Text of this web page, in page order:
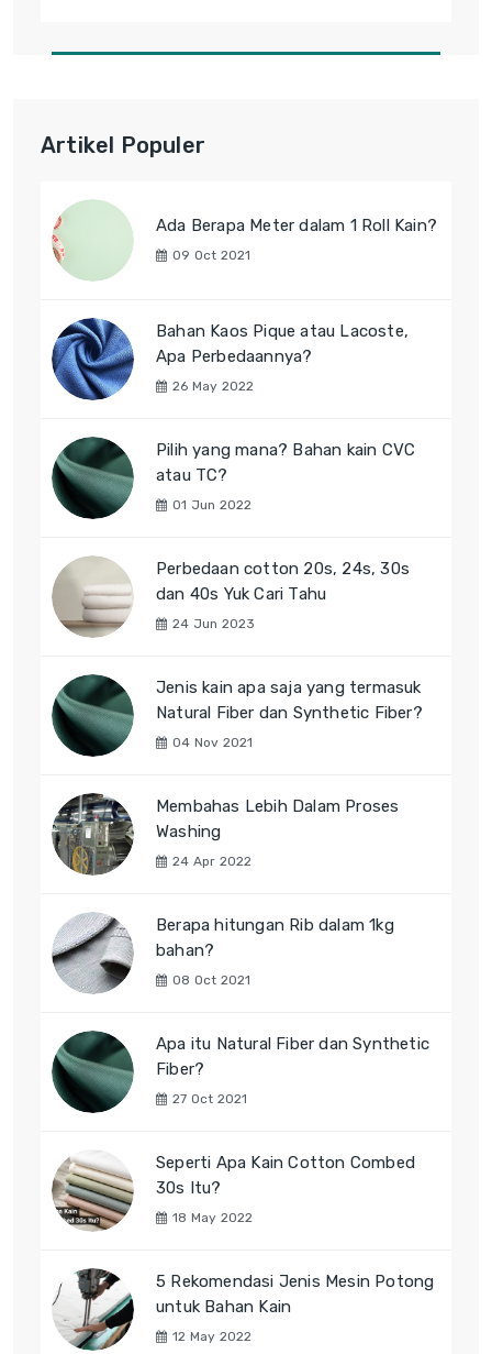
Artikel Populer
Ada Berapa Meter dalam 1 Roll Kain?
09 Oct 2021
Bahan Kaos Pique atau Lacoste,
Apa Perbedaannya?
26 May 2022
Pilih yang mana? Bahan kain CVC
atau TC?
01 Jun 2022
Perbedaan cotton 20s, 24s, 30s
dan 40s Yuk Cari Tahu
24 Jun 2023
Jenis kain apa saja yang termasuk
Natural Fiber dan Synthetic Fiber?
04 Nov 2021
Membahas Lebih Dalam Proses
Washing
24 Apr 2022
Berapa hitungan Rib dalam 1kg
bahan?
08 Oct 2021
Apa itu Natural Fiber dan Synthetic
Fiber?
27 Oct 2021
Seperti Apa Kain Cotton Combed
30s Itu?
18 May 2022
5 Rekomendasi Jenis Mesin Potong
untuk Bahan Kain
12 May 2022